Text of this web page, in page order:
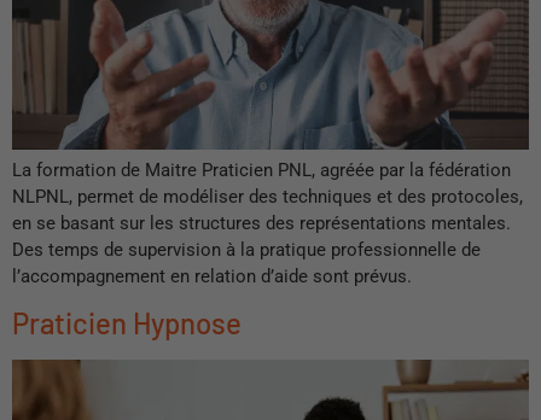
La formation de Maitre Praticien PNL, agréée par la fédération
NLPNL, permet de modéliser des techniques et des protocoles,
en se basant sur les structures des représentations mentales.
Des temps de supervision à la pratique professionnelle de
l’accompagnement en relation d’aide sont prévus.
Praticien Hypnose